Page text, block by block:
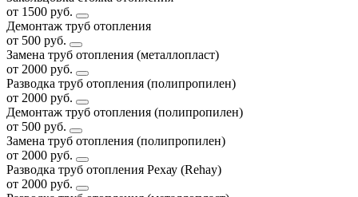
от 1500 руб.
Демонтаж труб отопления
от 500 руб.
Замена труб отопления (металлопласт)
от 2000 руб.
Разводка труб отопления (полипропилен)
от 2000 руб.
Демонтаж труб отопления (полипропилен)
от 500 руб.
Замена труб отопления (полипропилен)
от 2000 руб.
Разводка труб отопления Рехау (Rehay)
от 2000 руб.